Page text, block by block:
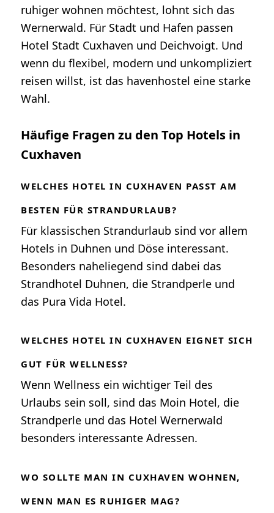
ruhiger wohnen möchtest, lohnt sich das
Wernerwald. Für Stadt und Hafen passen
Hotel Stadt Cuxhaven und Deichvoigt. Und
wenn du flexibel, modern und unkompliziert
reisen willst, ist das havenhostel eine starke
Wahl.
Häufige Fragen zu den Top Hotels in
Cuxhaven
WELCHES HOTEL IN CUXHAVEN PASST AM
BESTEN FÜR STRANDURLAUB?
Für klassischen Strandurlaub sind vor allem
Hotels in Duhnen und Döse interessant.
Besonders naheliegend sind dabei das
Strandhotel Duhnen, die Strandperle und
das Pura Vida Hotel.
WELCHES HOTEL IN CUXHAVEN EIGNET SICH
GUT FÜR WELLNESS?
Wenn Wellness ein wichtiger Teil des
Urlaubs sein soll, sind das Moin Hotel, die
Strandperle und das Hotel Wernerwald
besonders interessante Adressen.
WO SOLLTE MAN IN CUXHAVEN WOHNEN,
WENN MAN ES RUHIGER MAG?